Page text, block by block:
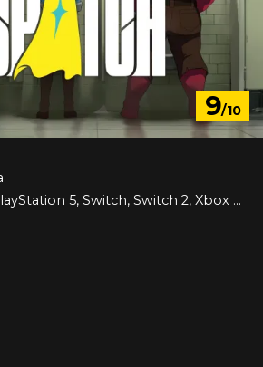
9/10
PC, PlayStation 4, PlayStation 5, Switch, Switch 2, Xbox Series